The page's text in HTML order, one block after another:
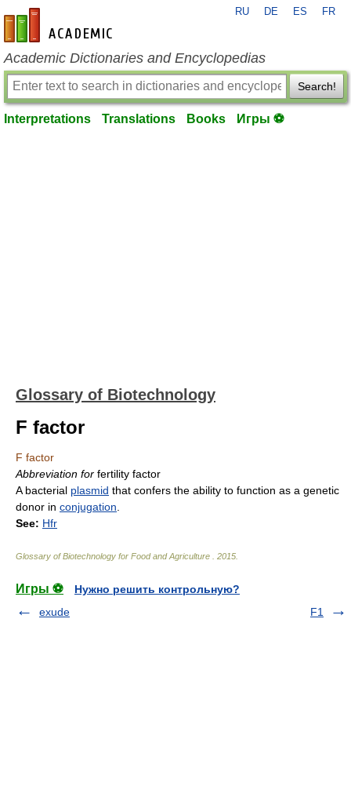
en-academic.com
RU DE ES FR
Academic Dictionaries and Encyclopedias
Search!
Interpretations Translations Books Игры ⚽
Glossary of Biotechnology
F factor
F factor
Abbreviation for fertility factor
A bacterial plasmid that confers the ability to function as a genetic
donor in conjugation
See: Hfr
Glossary of Biotechnology for Food and Agriculture 2015
Игры ⚽
Нужно решить контрольную?
exude
F1